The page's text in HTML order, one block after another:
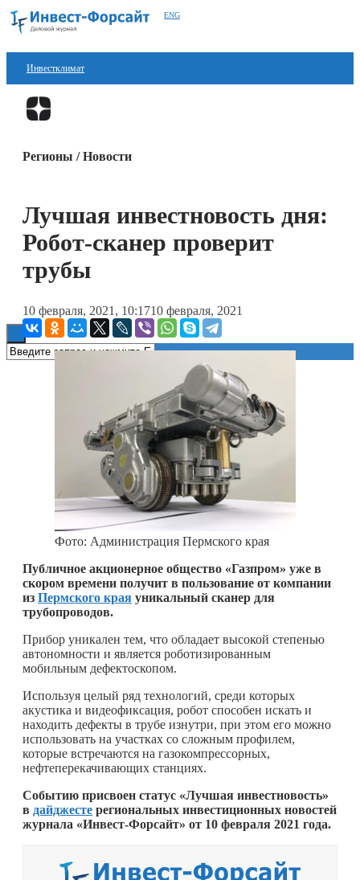
ENG
Инвестклимат
Финансы
Технологии
Регионы / Новости
Лучшая инвестновость дня:
Робот-сканер проверит
трубы
10 февраля, 2021, 10:1710 февраля, 2021
Фото: Администрация Пермского края
Публичное акционерное общество «Газпром» уже в
скором времени получит в пользование от компании
из Пермского края уникальный сканер для
трубопроводов.
Прибор уникален тем, что обладает высокой степенью
автономности и является роботизированным
мобильным дефектоскопом.
Используя целый ряд технологий, среди которых
акустика и видеофиксация, робот способен искать и
находить дефекты в трубе изнутри, при этом его можно
использовать на участках со сложным профилем,
которые встречаются на газокомпрессорных,
нефтеперекачивающих станциях.
Событию присвоен статус «Лучшая инвестновость»
в дайджесте региональных инвестиционных новостей
журнала «Инвест-Форсайт» от 10 февраля 2021 года.